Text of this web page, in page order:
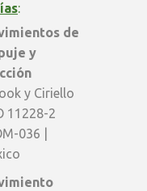
:
de
y
y Ciriello
11228-2
036 |